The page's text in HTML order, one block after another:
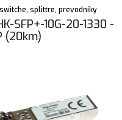
switche, splittre, prevodníky
SFP+-10G-20-1330 -
(20km)